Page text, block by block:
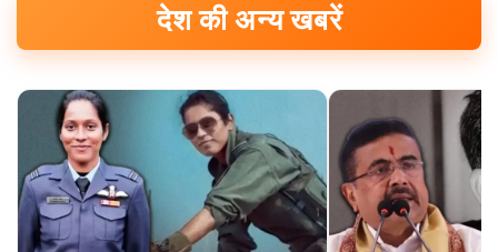
देश की अन्य खबरें